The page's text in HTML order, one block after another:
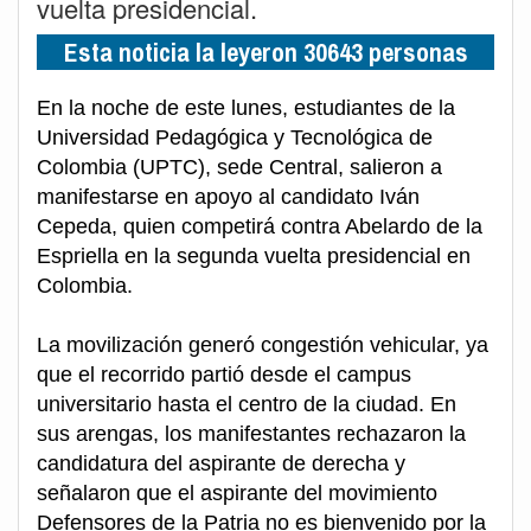
Esta noticia la leyeron 30643 personas
En la noche de este lunes, estudiantes de la
Universidad Pedagógica y Tecnológica de
Colombia (UPTC), sede Central, salieron a
manifestarse en apoyo al candidato Iván
Cepeda, quien competirá contra Abelardo de la
Espriella en la segunda vuelta presidencial en
Colombia.
La movilización generó congestión vehicular, ya
que el recorrido partió desde el campus
universitario hasta el centro de la ciudad. En
sus arengas, los manifestantes rechazaron la
candidatura del aspirante de derecha y
señalaron que el aspirante del movimiento
Defensores de la Patria no es bienvenido por la